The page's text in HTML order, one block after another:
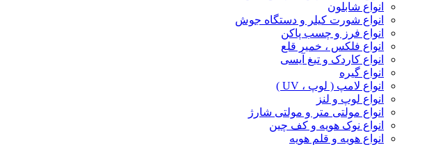
انواع شابلون
انواع شورت کیلر و دستگاه جوش
انواع فرز و چسب پاکن
انواع فلکس ، خمیر قلع
انواع کاردک و تیغ آیسی
انواع گیره
انواع لامپ ( لوپ ، UV )
انواع لوپ و لنز
انواع مولتی متر و مولتی شارژ
انواع نوک هویه و کف چین
انواع هویه و قلم هویه